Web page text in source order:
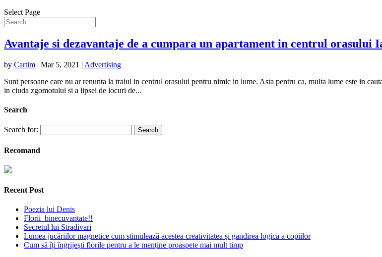
Select Page
Avantaje si dezavantaje de a cumpara un apartament in centrul orasului
by Cartim | Mar 5, 2021 | Advertising
Sunt persoane care nu ar renunta la traiul in centrul orasului pentru nimic in lume. Asta pentru ca, multa lume este in
in ciuda zgomotului si a lipsei de locuri de...
Search
Search for:
Recomand
Recent Post
Poezia lui Denis
Florii binecuvantate!!
Secretul lui Stradivari
Lumea jucăriilor magnetice cum stimulează acestea creativitatea și gandirea logica a copiilor
Cum să îți îngrijești florile pentru a le menține proaspete mai mult timp